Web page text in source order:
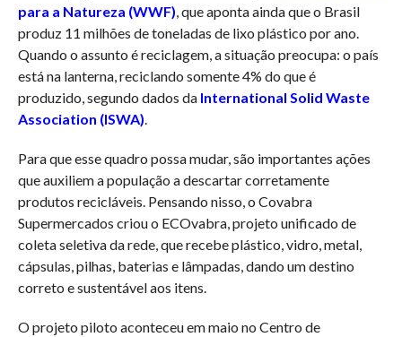
para a Natureza (WWF), que aponta ainda que o Brasil
produz 11 milhões de toneladas de lixo plástico por ano.
Quando o assunto é reciclagem, a situação preocupa: o país
está na lanterna, reciclando somente 4% do que é
produzido, segundo dados da International Solid Waste
Association (ISWA).
Para que esse quadro possa mudar, são importantes ações
que auxiliem a população a descartar corretamente
produtos recicláveis. Pensando nisso, o Covabra
Supermercados criou o ECOvabra, projeto unificado de
coleta seletiva da rede, que recebe plástico, vidro, metal,
cápsulas, pilhas, baterias e lâmpadas, dando um destino
correto e sustentável aos itens.
O projeto piloto aconteceu em maio no Centro de